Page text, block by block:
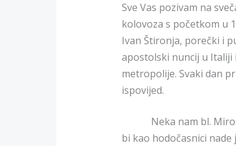
Sve Vas pozivam na
kolovoza s početkom u
Ivan Štironja, porečki i
apostolski nuncij u Italiji
metropolije. Svaki dan
ispovijed.
Neka nam bl.
bi kao hodočasnici nade